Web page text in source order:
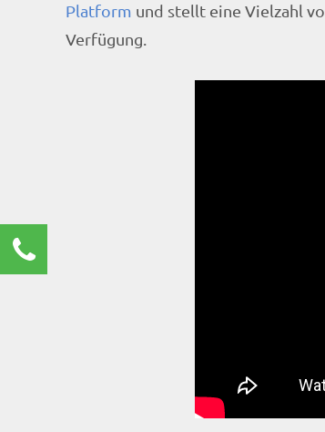
Platform und stellt eine Vielzahl
Verfügung.
Ihre Anfrage